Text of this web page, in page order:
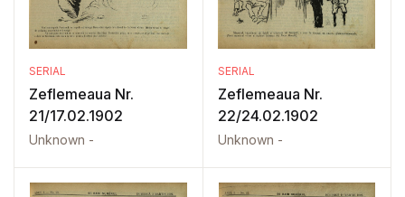
SERIAL
Zeflemeaua Nr.
21/17.02.1902
Unknown -
SERIAL
Zeflemeaua Nr.
22/24.02.1902
Unknown -